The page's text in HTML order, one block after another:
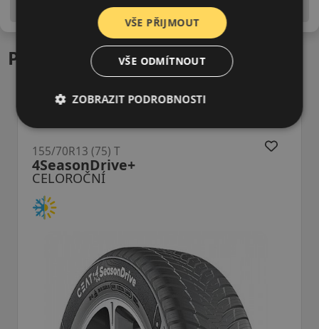
is EU štítky ve smyslu dosud platné (předchozí) legislativy.
Podobné produkty
CELOROČNÍ
4SeasonDrive+
155/70R13 (75) T
VŠE PŘIJMOUT
VŠE ODMÍTNOUT
ZOBRAZIT PODROBNOSTI